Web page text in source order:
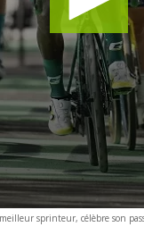
sprinteur, célèbre son